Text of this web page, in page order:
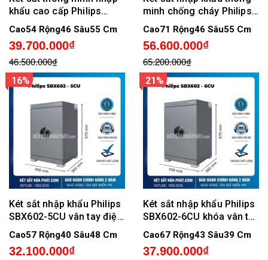
khẩu cao cấp Philips
SBX501-5C0, Không cảnh
báo qua điện thoại
Cao54 Rộng46 Sâu55 Cm
39.700.000₫
46.500.000₫
minh chống cháy Philips
SBX501-7C0, Không cảnh
báo qua điện thoại
Cao71 Rộng46 Sâu55 Cm
56.600.000₫
65.200.000₫
16%
Két sắt nhập khẩu Philips
SBX602-5CU vân tay điện
tử, Cảnh Báo App Tuya
Smart
Cao57 Rộng40 Sâu48 Cm
32.100.000₫
21%
Két sắt nhập khẩu Philips
SBX602-6CU khóa vân tay
điện tử, Cảnh Báo App
Tuya Smart
Cao67 Rộng43 Sâu39 Cm
37.900.000₫